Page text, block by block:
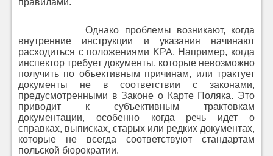
правилами.
Однако проблемы возникают, когда
внутренние инструкции и указания начинают
расходиться с положениями KPA. Например, когда
инспектор требует документы, которые невозможно
получить по объективным причинам, или трактует
документы не в соответствии с законами,
предусмотренными в Законе о Карте Поляка. Это
приводит к субъективным трактовкам
документации, особенно когда речь идет о
справках, выписках, старых или редких документах,
которые не всегда соответствуют стандартам
польской бюрократии.